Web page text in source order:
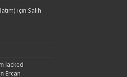
için Salih
lacked
Ercan